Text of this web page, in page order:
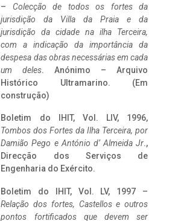
– Colecção de todos os fortes da
jurisdição da Villa da Praia e da
jurisdição da cidade na ilha Terceira,
com a indicação da importância da
despesa das obras necessárias em cada
um deles. Anónimo – Arquivo
Histórico Ultramarino. (Em
construção)
Boletim do IHIT, Vol. LIV, 1996,
Tombos dos Fortes da Ilha Terceira, por
Damião Pego e António d’ Almeida Jr.,
Direcção dos Serviços de
Engenharia do Exército.
Boletim do IHIT, Vol. LV, 1997 –
Relação dos fortes, Castellos e outros
pontos fortificados que devem ser